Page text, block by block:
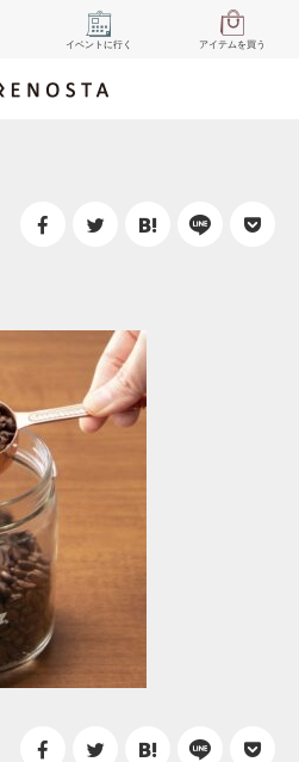
イベント に行く アイテムを買う